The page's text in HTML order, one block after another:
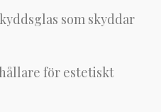
som skyddar
för estetiskt